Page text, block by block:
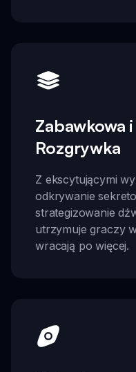
Zabawkowa
Rozgrywka
Z ekscytującymi
odkrywanie
strategizowanie
utrzymuje graczy
wracają po więcej.